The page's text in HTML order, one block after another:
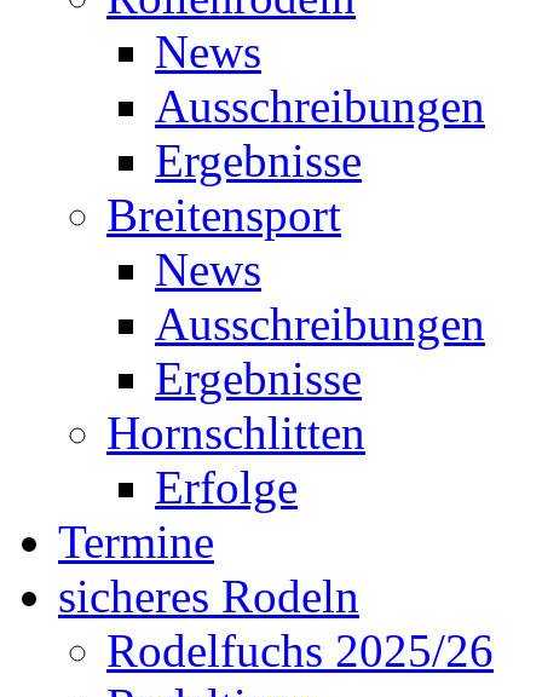
News
Ausschreibungen
Ergebnisse
Breitensport
News
Ausschreibungen
Ergebnisse
Hornschlitten
Erfolge
Termine
sicheres Rodeln
Rodelfuchs 2025/26